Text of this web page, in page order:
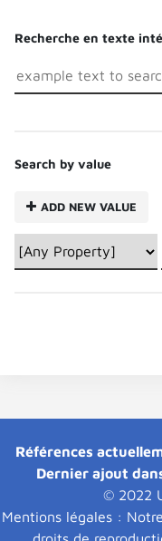
Recherche en texte
Search by value
ADD NEW VALUE
Références
Dernier ajout
© 2022
Mentions légales :